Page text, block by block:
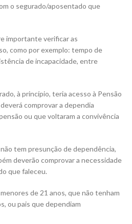
o segurado/aposentado que
importante verificar as
como por exemplo: tempo de
de incapacidade, entre
à princípio, teria acesso à Pensão
comprovar a dependia
ou que voltaram a convivência
tem presunção de dependência,
deverão comprovar a necessidade
que faleceu.
de 21 anos, que não tenham
ou pais que dependiam